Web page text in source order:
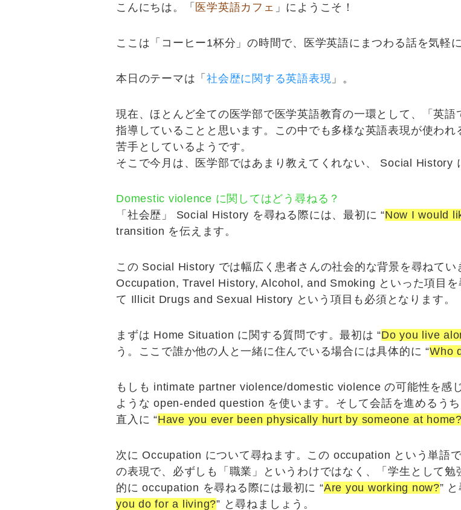
こんにちは。「 医学英語カフェ 」にようこそ！
ここは「コーヒー1杯分」の時間で、医学英語にまつわる話を気軽
本日のテーマは「社会歴に関する英語表現 」。
現在、ほとんど全ての医学部で医学英語教育の一環として、「英
指導していることと思います。この中でも多様な英語表現が使われ
苦手としているようです。
そこで今月は、医学部ではあまり教えてくれない、 Social History
Domestic violence に関してはどう尋ねる？
「社会歴」 Social History を尋ねる際には、最初に “Now I would
transition を伝えます。
この Social History では幅広く患者さんの社会的な背景を尋ねてい
Occupation, Travel History, Alcohol, and Smoking といった項目
て Illicit Drugs and Sexual History という項目も必須となります。
まずは Home Situation に関する質問です。最初は “Do you live
う。ここで誰か他の人と一緒に住んでいる場合には具体的に “Who
もしも intimate partner violence/domestic violence の可能性を感
ような open-ended question を使います。そして会話を進めるう
直入に “Have you ever been physically hurt by someone at home?
次に Occupation について尋ねます。この occupation という単語
の表現で、必ずしも「職業」というわけではなく、「学生として
的に occupation を尋ねる際には最初に “Are you working now?”
you do for a living?” と尋ねましょう。